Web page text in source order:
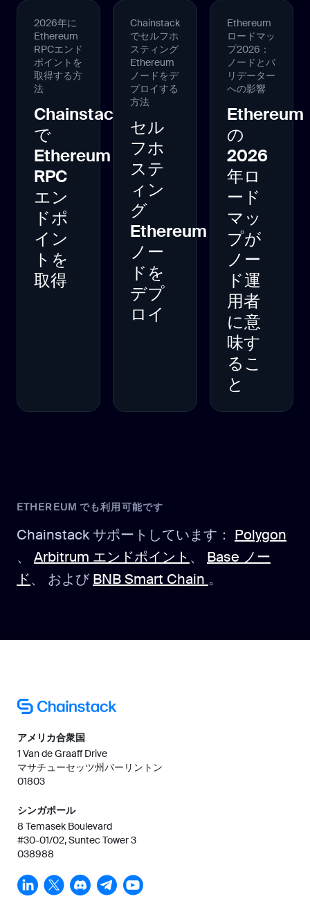
2026年に
Ethereum
RPCエンド
ポイントを
取得する方
法
Chainstack
で
Ethereum
RPC
エン
ドポ
イン
トを
取得
Chainstack
でセルフホ
スティング
Ethereum
ノードをデ
プロイする
方法
セル
フホ
ステ
ィン
グ
Ethereum
ノー
ドを
デプ
ロイ
Ethereum
ロードマッ
プ2026：
ノードとバ
リデーター
への影響
Ethereum
の
2026
年ロ
ード
マッ
プが
ノー
ド運
用者
に意
味す
るこ
と
ETHEREUM でも利用可能です
Chainstack サポートしています： Polygon
、 Arbitrum エンドポイント 、 Base ノー
ド、 およびBNB Smart Chain 。
アメリカ合衆国
1 Van de Graaff Drive
マサチューセッツ州バーリントン
01803
シンガポール
8 Temasek Boulevard
#30-01/02, Suntec Tower 3
038988